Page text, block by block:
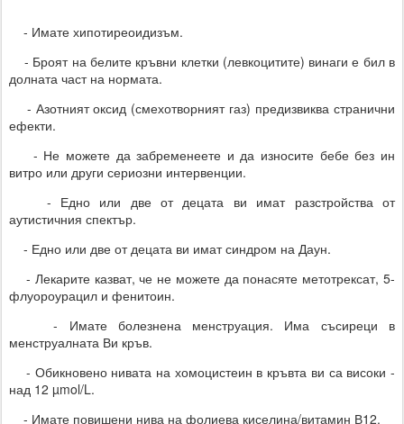
- Имате хипотиреоидизъм.
- Броят на белите кръвни клетки (левкоцитите) винаги е бил в
долната част на нормата.
- Азотният оксид (смехотворният газ) предизвиква странични
ефекти.
- Не можете да забременеете и да износите бебе без ин
витро или други сериозни интервенции.
- Едно или две от децата ви имат разстройства от
аутистичния спектър.
- Едно или две от децата ви имат синдром на Даун.
- Лекарите казват, че не можете да понасяте метотрексат, 5-
флуороурацил и фенитоин.
- Имате болезнена менструация. Има съсиреци в
менструалната Ви кръв.
- Обикновено нивата на хомоцистеин в кръвта ви са високи -
над 12 µmol/L.
- Имате повишени нива на фолиева киселина/витамин В12.